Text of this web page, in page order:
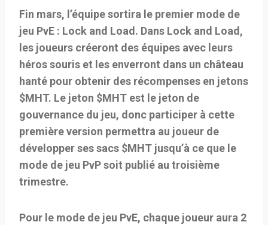
Fin mars, l’équipe sortira le premier mode de
jeu PvE : Lock and Load. Dans Lock and Load,
les joueurs créeront des équipes avec leurs
héros souris et les enverront dans un château
hanté pour obtenir des récompenses en jetons
$MHT. Le jeton $MHT est le jeton de
gouvernance du jeu, donc participer à cette
première version permettra au joueur de
développer ses sacs $MHT jusqu’à ce que le
mode de jeu PvP soit publié au troisième
trimestre.
Pour le mode de jeu PvE, chaque joueur aura 2